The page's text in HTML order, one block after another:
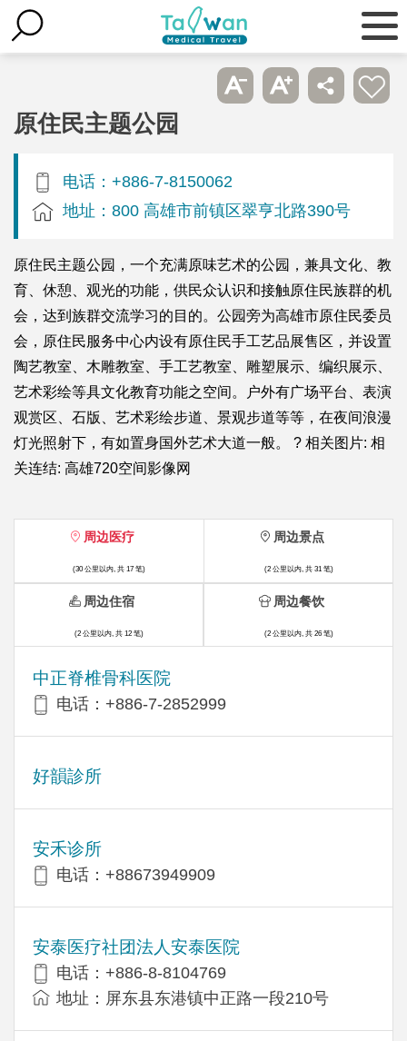
原住民主题公园
电话：+886-7-8150062
地址：800 高雄市前镇区翠亨北路390号
原住民主题公园，一个充满原味艺术的公园，兼具文化、教
育、休憩、观光的功能，供民众认识和接触原住民族群的机
会，达到族群交流学习的目的。公园旁为高雄市原住民委员
会，原住民服务中心内设有原住民手工艺品展售区，并设置
陶艺教室、木雕教室、手工艺教室、雕塑展示、编织展示、
艺术彩绘等具文化教育功能之空间。户外有广场平台、表演
观赏区、石版、艺术彩绘步道、景观步道等等，在夜间浪漫
灯光照射下，有如置身国外艺术大道一般。 ? 相关图片: 相
关连结: 高雄720空间影像网
周边医疗
(30 公里以内, 共 17 笔)
中正脊椎骨科医院
电话：+886-7-2852999
好韻診所
安禾诊所
电话：+88673949909
安泰医疗社团法人安泰医院
电话：+886-8-8104769
地址：屏东县东港镇中正路一段210号
周边景点
(2 公里以内, 共 31 笔)
周边住宿
(2 公里以内, 共 12 笔)
周边餐饮
(2 公里以内, 共 26 笔)